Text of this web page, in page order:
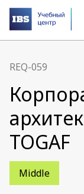
REQ-059
TOGAF
Middle